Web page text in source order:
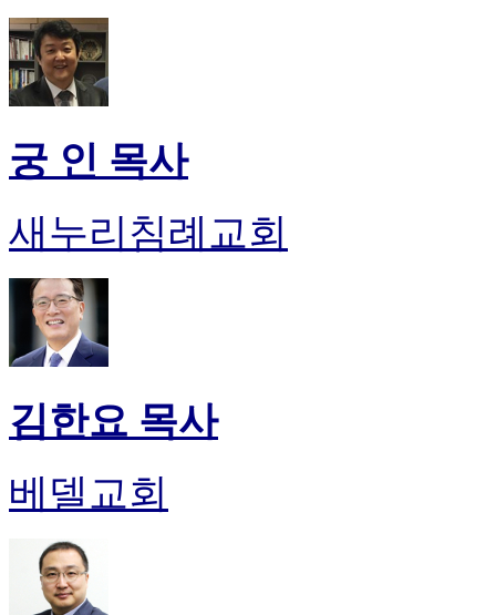
궁 인 목사
새누리침례교회
김한요 목사
베델교회